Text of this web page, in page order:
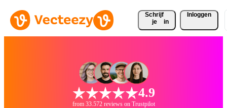
Schrijf
je
in
Inloggen
4.9
from 33.572 reviews on Trustpilot